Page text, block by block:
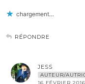
chargement…
RÉPONDRE
JESS
AUTEUR/